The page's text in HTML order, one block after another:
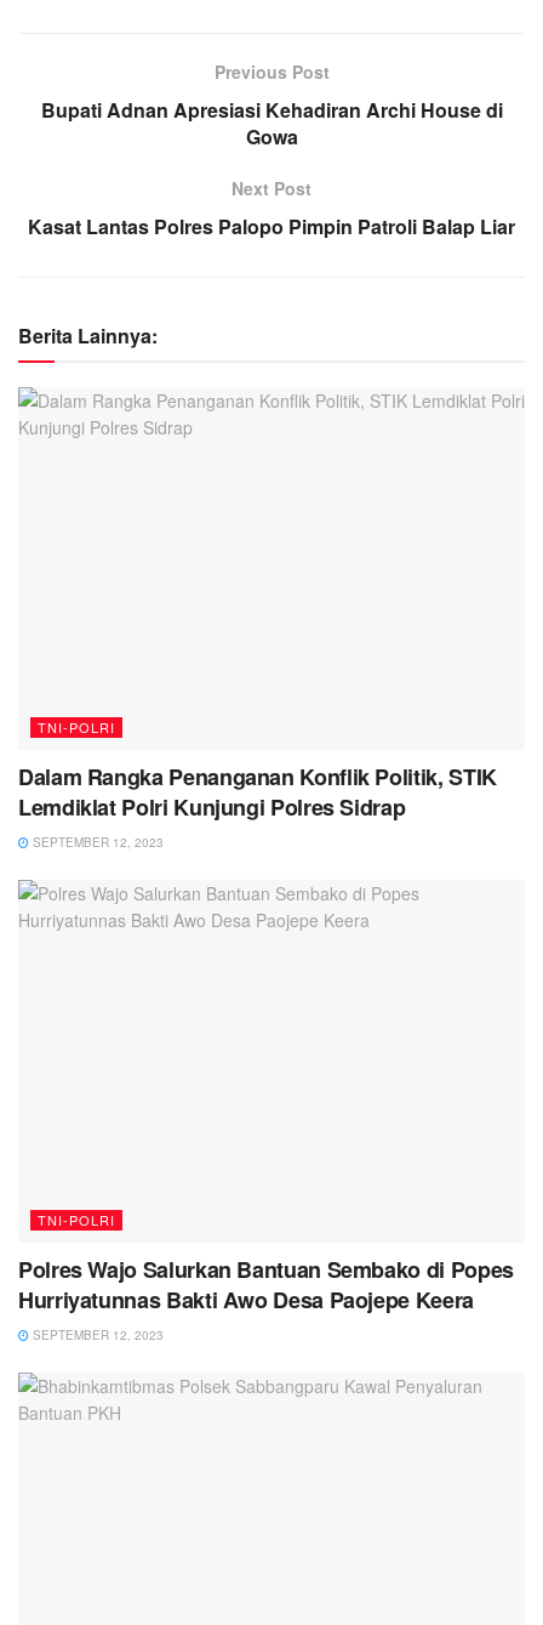
Previous Post
Bupati Adnan Apresiasi Kehadiran Archi House di
Gowa
Next Post
Kasat Lantas Polres Palopo Pimpin Patroli Balap Liar
Berita Lainnya:
TNI-POLRI
Dalam Rangka Penanganan Konflik Politik, STIK
Lemdiklat Polri Kunjungi Polres Sidrap
SEPTEMBER 12, 2023
TNI-POLRI
Polres Wajo Salurkan Bantuan Sembako di Popes
Hurriyatunnas Bakti Awo Desa Paojepe Keera
SEPTEMBER 12, 2023